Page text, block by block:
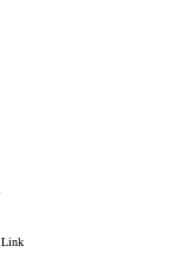
Link